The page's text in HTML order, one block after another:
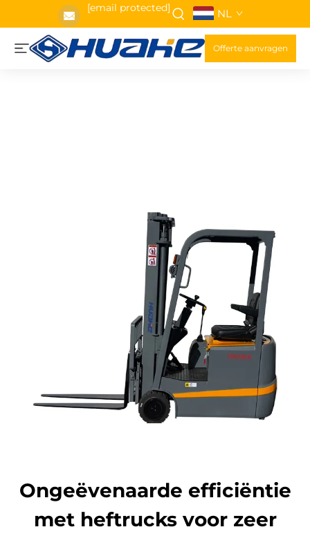
[email protected] NL
Offerte aanvragen
Ongeëvenaarde efficiëntie
met heftrucks voor zeer